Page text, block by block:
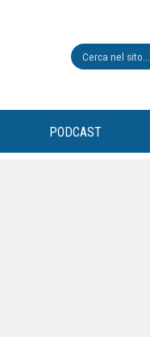
PODCAST